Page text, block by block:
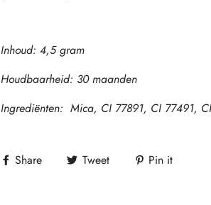
Inhoud: 4,5 gram
Houdbaarheid: 30 maanden
Ingrediënten: Mica, CI 77891, CI 77491,
Share Tweet Pin it